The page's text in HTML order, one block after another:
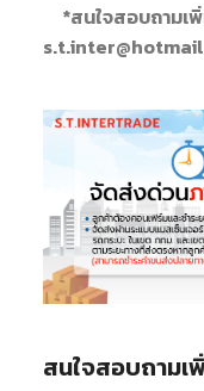
*สนใจสอบถาม
สนใจสอบถามเ